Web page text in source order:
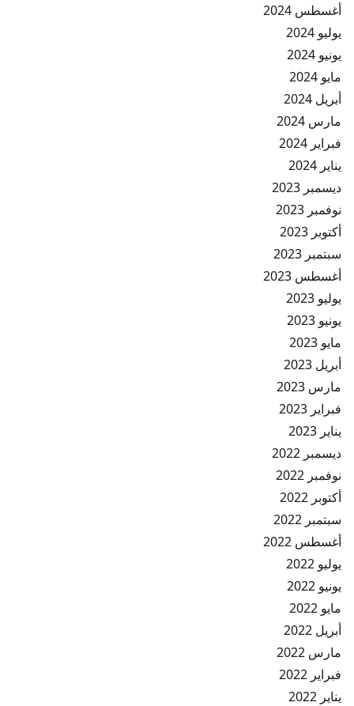
أغسطس 2024
يوليو 2024
يونيو 2024
مايو 2024
أبريل 2024
مارس 2024
فبراير 2024
يناير 2024
ديسمبر 2023
نوفمبر 2023
أكتوبر 2023
سبتمبر 2023
أغسطس 2023
يوليو 2023
يونيو 2023
مايو 2023
أبريل 2023
مارس 2023
فبراير 2023
يناير 2023
ديسمبر 2022
نوفمبر 2022
أكتوبر 2022
سبتمبر 2022
أغسطس 2022
يوليو 2022
يونيو 2022
مايو 2022
أبريل 2022
مارس 2022
فبراير 2022
يناير 2022